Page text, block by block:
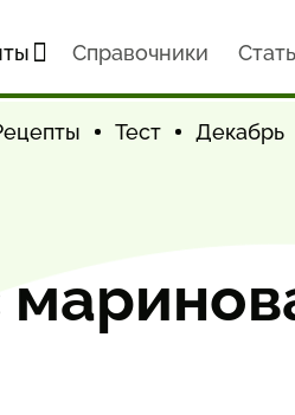
Cправочники
Тест Декабрь